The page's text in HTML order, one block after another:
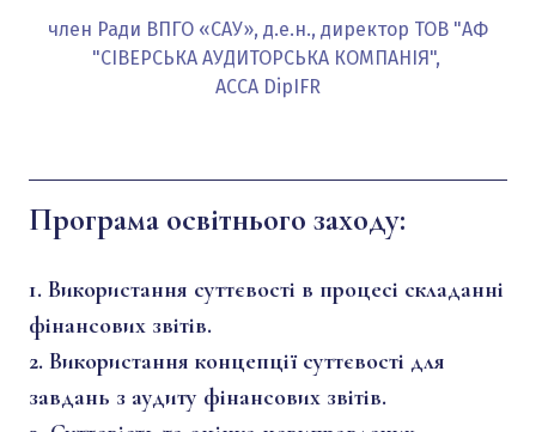
член Ради ВПГО «САУ», д.е.н., директор ТОВ "АФ
"СІВЕРСЬКА АУДИТОРСЬКА КОМПАНІЯ",
ACCA DipIFR
Програма освітнього заходу:
1. Використання суттєвості в процесі складанні
фінансових звітів.
2. Використання концепції суттєвості для
завдань з аудиту фінансових звітів.